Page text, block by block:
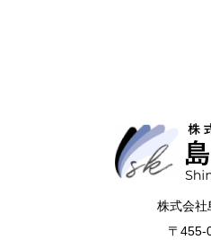
株式会社
〒455-